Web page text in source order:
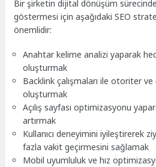
Bir şirketin dijital dönüşüm
göstermesi için aşağıdaki SEO
önemlidir:
Anahtar kelime analizi yaparak
oluşturmak
Backlink çalışmaları ile otoriter
oluşturmak
Açılış sayfası optimizasyonu
artırmak
Kullanıcı deneyimini iyileştirerek
fazla vakit geçirmesini sağlamak
Mobil uyumluluk ve hız